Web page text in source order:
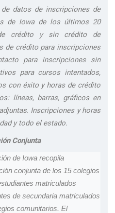
datos de inscripciones de
de Iowa de los últimos 20
crédito y sin crédito de
de crédito para inscripciones
para inscripciones sin
para cursos intentados,
con éxito y horas de crédito
líneas, barras, gráficos en
Inscripciones y horas
y todo el estado.
Conjunta
de Iowa recopila
conjunta de los 15 colegios
matriculados
de secundaria matriculados
comunitarios. El